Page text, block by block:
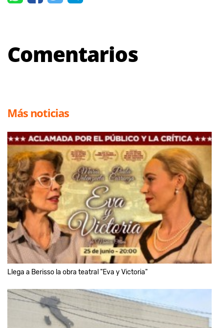
Comentarios
Más noticias
Llega a Berisso la obra teatral "Eva y Victoria"